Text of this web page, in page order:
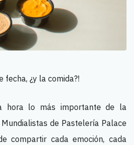
fecha, ¿y la comida?!
hora lo más importante de la
de Pastelería Palace
compartir cada emoción, cada